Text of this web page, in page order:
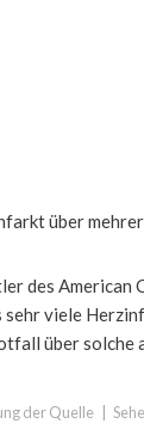
über
des American
sehr viele
über solche
der Quelle